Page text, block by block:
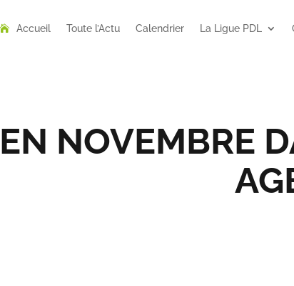
Accueil Toute l’Actu Calendrier La Ligue PDL
EN NOVEMBRE